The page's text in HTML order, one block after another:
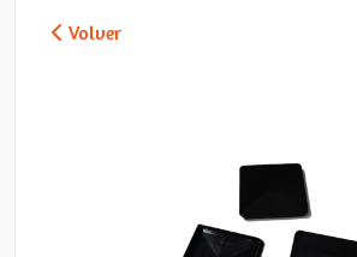
Volver